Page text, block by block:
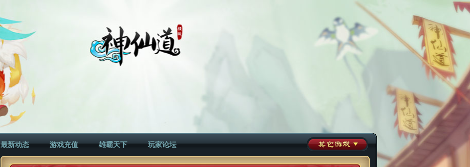
最新动态 游戏充值 雄霸天下 玩家论坛